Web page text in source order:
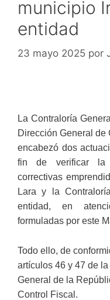
municipio
entidad
23 mayo 2025 por
La Contraloría
Dirección General de
encabezó dos
fin de verificar la
correctivas
Lara y la
entidad, en
formuladas por este
Todo ello, de
artículos 46 y 47 de
General de la
Control Fiscal.